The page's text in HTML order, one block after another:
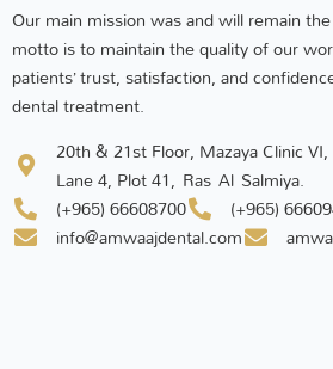
Our main mission was and will remain
motto is to maintain the quality of our
patients’ trust, satisfaction, and
dental treatment.
20th & 21st Floor, Mazaya Clinic
Lane 4, Plot 41, Ras Al Salmiya.
(+965) 66608700
(+965)
info@amwaajdental.com